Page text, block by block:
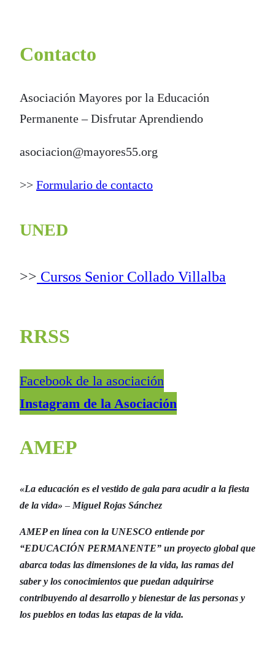
Contacto
Asociación Mayores por la Educación
Permanente – Disfrutar Aprendiendo
asociacion@mayores55.org
>> Formulario de contacto
UNED
>> Cursos Senior Collado Villalba
RRSS
Facebook de la asociación
Instagram de la Asociación
AMEP
«La educación es el vestido de gala para acudir a la fiesta
de la vida» – Miguel Rojas Sánchez
AMEP en línea con la UNESCO entiende por
“EDUCACIÓN PERMANENTE” un proyecto global que
abarca todas las dimensiones de la vida, las ramas del
saber y los conocimientos que puedan adquirirse
contribuyendo al desarrollo y bienestar de las personas y
los pueblos en todas las etapas de la vida.